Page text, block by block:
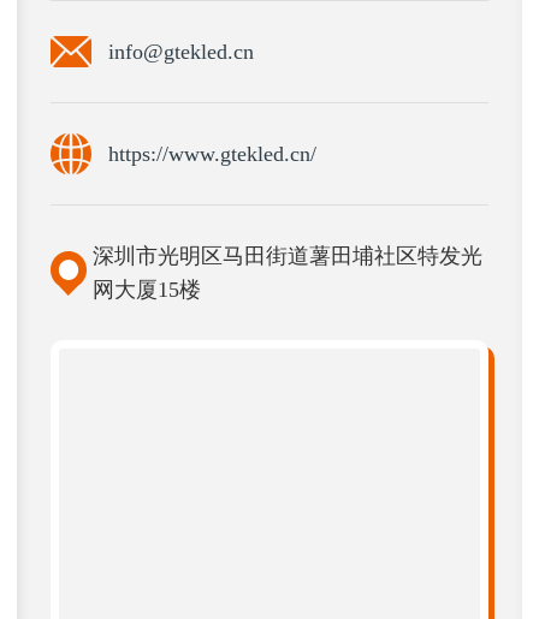
info@gtekled.cn
https://www.gtekled.cn/
深圳市光明区马田街道薯田埔社区特发光
网大厦15楼